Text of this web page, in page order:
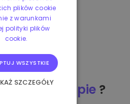
po zakupie?
plików cookie
z warunkami
polityki plików
cookie.
WSZYSTKIE
SZCZEGÓŁY